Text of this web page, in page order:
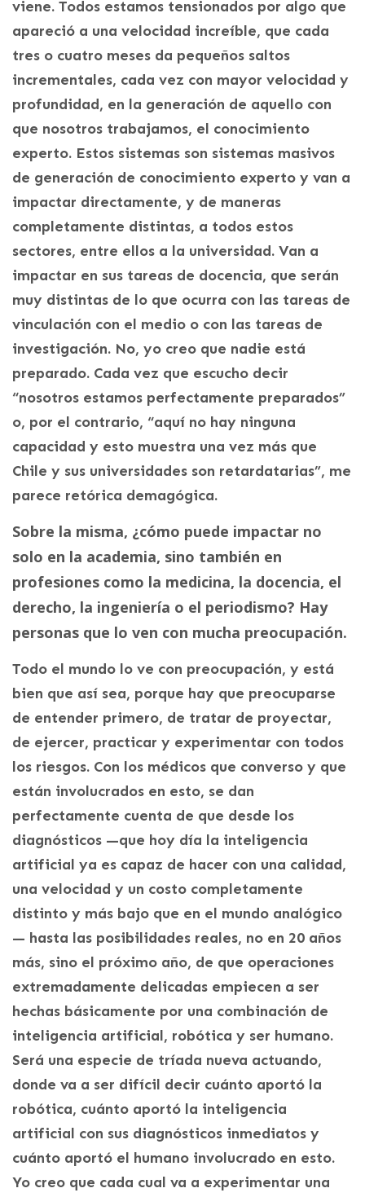
viene. Todos estamos tensionados por algo que
apareció a una velocidad increíble, que cada
tres o cuatro meses da pequeños saltos
incrementales, cada vez con mayor velocidad y
profundidad, en la generación de aquello con
que nosotros trabajamos, el conocimiento
experto. Estos sistemas son sistemas masivos
de generación de conocimiento experto y van a
impactar directamente, y de maneras
completamente distintas, a todos estos
sectores, entre ellos a la universidad. Van a
impactar en sus tareas de docencia, que serán
muy distintas de lo que ocurra con las tareas de
vinculación con el medio o con las tareas de
investigación. No, yo creo que nadie está
preparado. Cada vez que escucho decir
“nosotros estamos perfectamente preparados”
o, por el contrario, “aquí no hay ninguna
capacidad y esto muestra una vez más que
Chile y sus universidades son retardatarias”, me
parece retórica demagógica.
Sobre la misma, ¿cómo puede impactar no
solo en la academia, sino también en
profesiones como la medicina, la docencia, el
derecho, la ingeniería o el periodismo? Hay
personas que lo ven con mucha preocupación.
Todo el mundo lo ve con preocupación, y está
bien que así sea, porque hay que preocuparse
de entender primero, de tratar de proyectar,
de ejercer, practicar y experimentar con todos
los riesgos. Con los médicos que converso y que
están involucrados en esto, se dan
perfectamente cuenta de que desde los
diagnósticos —que hoy día la inteligencia
artificial ya es capaz de hacer con una calidad,
una velocidad y un costo completamente
distinto y más bajo que en el mundo analógico
— hasta las posibilidades reales, no en 20 años
más, sino el próximo año, de que operaciones
extremadamente delicadas empiecen a ser
hechas básicamente por una combinación de
inteligencia artificial, robótica y ser humano.
Será una especie de tríada nueva actuando,
donde va a ser difícil decir cuánto aportó la
robótica, cuánto aportó la inteligencia
artificial con sus diagnósticos inmediatos y
cuánto aportó el humano involucrado en esto.
Yo creo que cada cual va a experimentar una